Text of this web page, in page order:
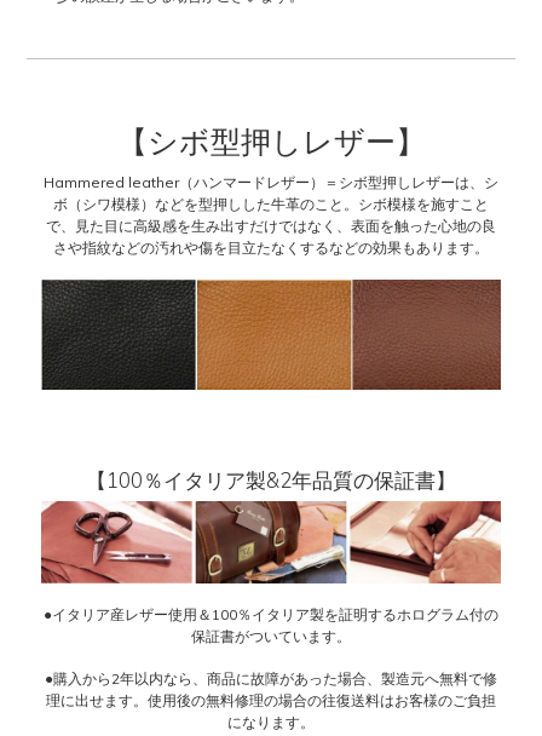
【シボ型押しレザー】
Hammered leather（ハンマードレザー）＝シボ型押しレザーは、シ
ボ（シワ模様）などを型押しした牛革のこと。シボ模様を施すこと
で、見た目に高級感を生み出すだけではなく、表面を触った心地の良
さや指紋などの汚れや傷を目立たなくするなどの効果もあります。
【100％イタリア製&2年品質の保証書】
●イタリア産レザー使用＆100％イタリア製を証明するホログラム付の
保証書がついています。
●購入から2年以内なら、商品に故障があった場合、製造元へ無料で修
理に出せます。使用後の無料修理の場合の往復送料はお客様のご負担
になります。